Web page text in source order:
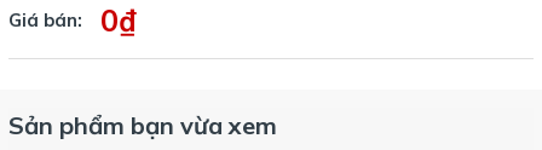
Giá bán: 0₫
Sản phẩm bạn vừa xem